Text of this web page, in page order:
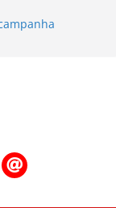
que exige
indústria e
salarial